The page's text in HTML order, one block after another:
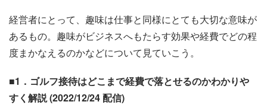
経営者にとって、趣味は仕事と同様にとても大切な意味が
あるもの。趣味がビジネスへもたらす効果や経費でどの程
度まかなえるのかなどについて見ていこう。
■1．ゴルフ接待はどこまで経費で落とせるのかわかりや
すく解説 (2022/12/24 配信)